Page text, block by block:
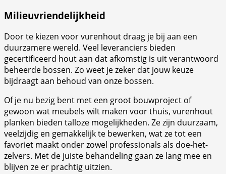
Milieuvriendelijkheid
Door te kiezen voor vurenhout draag je bij aan een
duurzamere wereld. Veel leveranciers bieden
gecertificeerd hout aan dat afkomstig is uit verantwoord
beheerde bossen. Zo weet je zeker dat jouw keuze
bijdraagt aan behoud van onze bossen.
Of je nu bezig bent met een groot bouwproject of
gewoon wat meubels wilt maken voor thuis, vurenhout
planken bieden talloze mogelijkheden. Ze zijn duurzaam,
veelzijdig en gemakkelijk te bewerken, wat ze tot een
favoriet maakt onder zowel professionals als doe-het-
zelvers. Met de juiste behandeling gaan ze lang mee en
blijven ze er prachtig uitzien.